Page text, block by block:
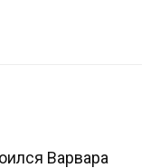
Варвара